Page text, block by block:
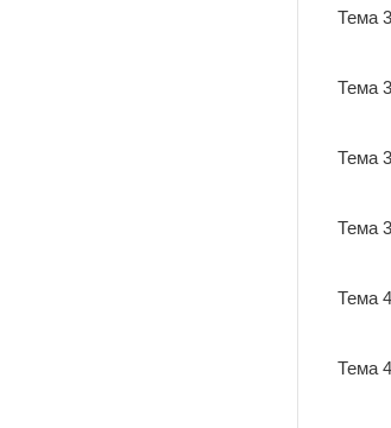
Тема
Тема
Тема
Тема
Тема
Тема